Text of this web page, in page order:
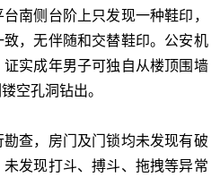
南侧台阶上只发现一种鞋印，
，无伴随和交替鞋印。公安机
实成年男子可独自从楼顶围墙
空孔洞钻出。
查，房门及门锁均未发现有破
发现打斗、搏斗、拖拽等异常